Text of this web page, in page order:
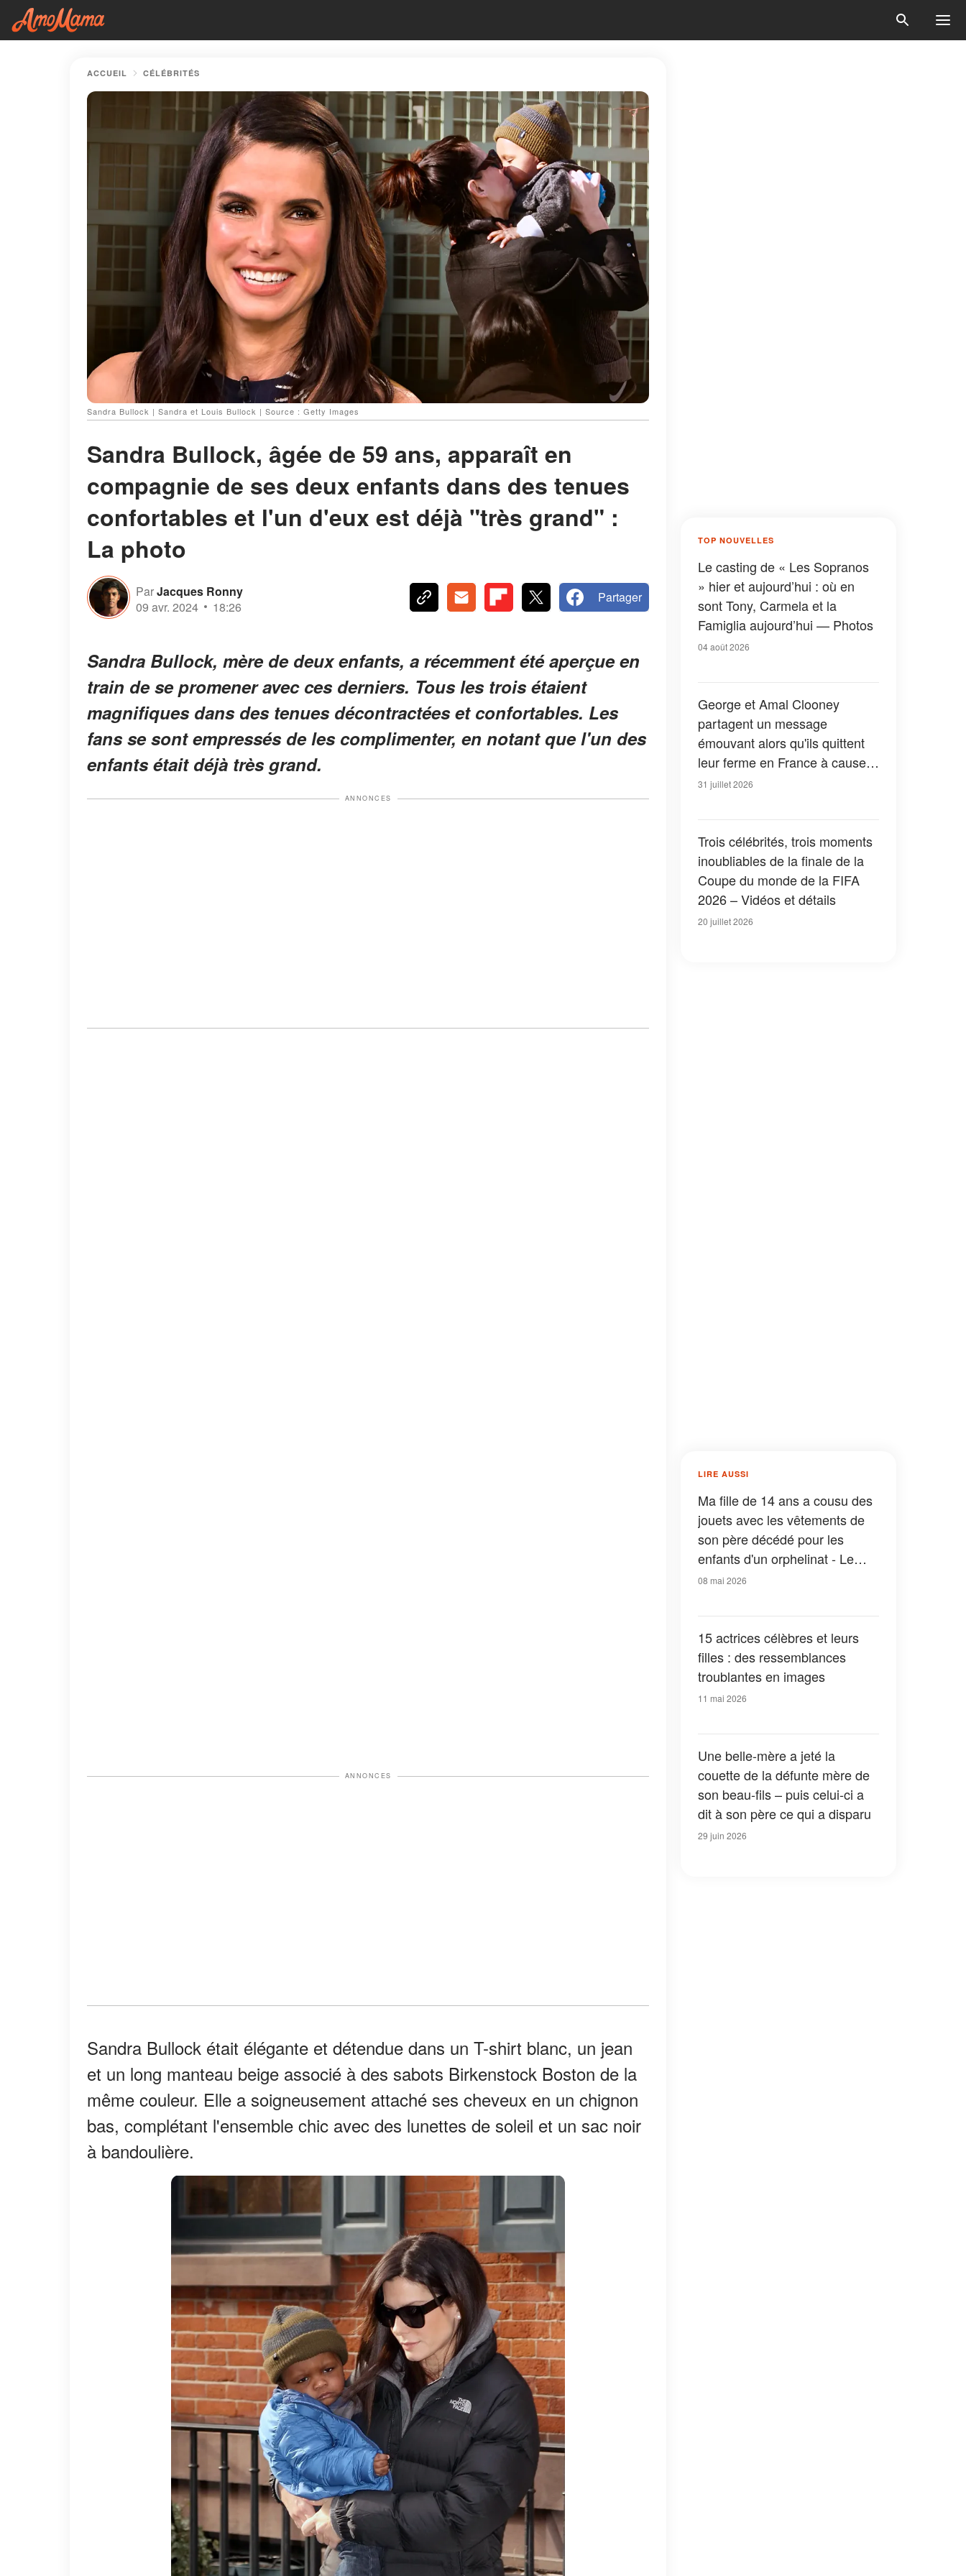
ACCUEIL CÉLÉBRITÉS
Sandra Bullock | Sandra et Louis Bullock | Source : Getty Images
Sandra Bullock, âgée de 59 ans, apparaît en
compagnie de ses deux enfants dans des tenues
confortables et l'un d'eux est déjà "très grand" :
La photo
ParJacques Ronny
09 avr. 2024
18:26
Partager
Sandra Bullock, mère de deux enfants, a récemment été aperçue en
train de se promener avec ces derniers. Tous les trois étaient
magnifiques dans des tenues décontractées et confortables. Les
fans se sont empressés de les complimenter, en notant que l'un des
enfants était déjà très grand.
ANNONCES
ANNONCES
Sandra Bullock était élégante et détendue dans un T-shirt blanc, un jean
et un long manteau beige associé à des sabots Birkenstock Boston de la
même couleur. Elle a soigneusement attaché ses cheveux en un chignon
bas, complétant l'ensemble chic avec des lunettes de soleil et un sac noir
à bandoulière.
TOP NOUVELLES
Le casting de « Les Sopranos
» hier et aujourd’hui : où en
sont Tony, Carmela et la
Famiglia aujourd’hui — Photos
04 août 2026
George et Amal Clooney
partagent un message
émouvant alors qu'ils quittent
leur ferme en France à cause
des feux de forêt — Tous les
31 juillet 2026
Trois célébrités, trois moments
inoubliables de la finale de la
Coupe du monde de la FIFA
2026 – Vidéos et détails
20 juillet 2026
LIRE AUSSI
Ma fille de 14 ans a cousu des
jouets avec les vêtements de
son père décédé pour les
enfants d'un orphelinat - Le
lendemain, des policiers ont
08 mai 2026
15 actrices célèbres et leurs
filles : des ressemblances
troublantes en images
11 mai 2026
Une belle-mère a jeté la
couette de la défunte mère de
son beau-fils – puis celui-ci a
dit à son père ce qui a disparu
29 juin 2026